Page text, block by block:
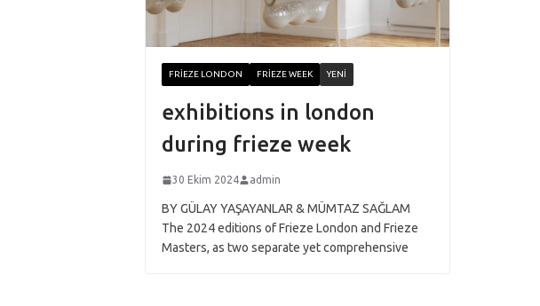
FRIEZE LONDON FRIEZE WEEK YENI
exhibitions in london
during frieze week
30 Ekim 2024 admin
BY GÜLAY YAŞAYANLAR & MÜMTAZ SAĞLAM
The 2024 editions of Frieze London and Frieze
Masters, as two separate yet comprehensive